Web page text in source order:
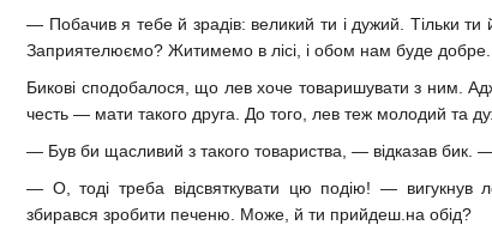
— Побачив я тебе й зрадів: великий ти і дужий. Тільки
Заприятелюємо? Житимемо в лісі, і обом нам буде добре.
Бикові сподобалося, що лев хоче товаришувати з ним.
честь — мати такого друга. До того, лев теж молодий та
— Був би щасливий з такого товариства, — відказав бик.
— О, тоді треба відсвяткувати цю подію! — вигукнув
збирався зробити печеню. Може, й ти прийдеш.на обід?